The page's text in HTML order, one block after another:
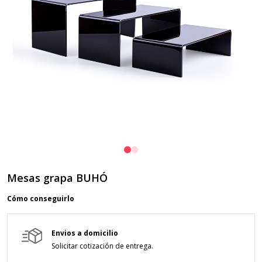
Mesas grapa BUHÓ
Cómo conseguirlo
Envios a domicilio
Solicitar cotización de entrega.